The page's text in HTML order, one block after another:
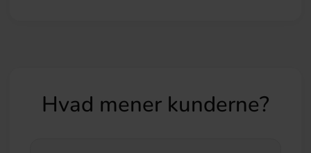
Hvad mener kunderne?